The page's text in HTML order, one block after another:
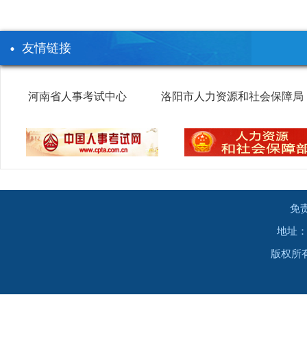
友情链接
河南省人事考试中心 洛阳市人力资源和社会保障局
免
地址
版权所